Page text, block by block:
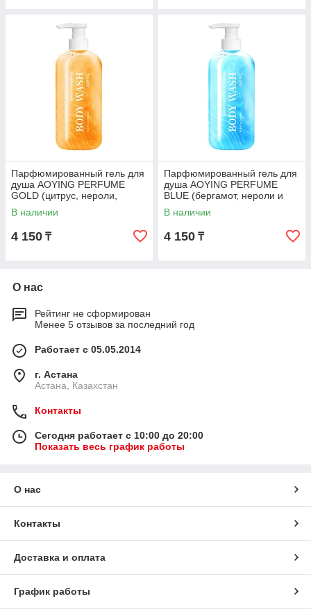
Парфюмированный гель для
душа AOYING PERFUME
GOLD (цитрус, нероли,
ваниль), 500 мл
В наличии
4 150 ₸
Парфюмированный гель для
душа AOYING PERFUME
BLUE (бергамот, нероли и
апельсин), 500 мл
В наличии
4 150 ₸
О нас
Рейтинг не сформирован
Менее 5 отзывов за последний год
Работает с 05.05.2014
г. Астана
Астана, Казахстан
Контакты
Сегодня работает с 10:00 до 20:00
Показать весь график работы
О нас
Контакты
Доставка и оплата
График работы